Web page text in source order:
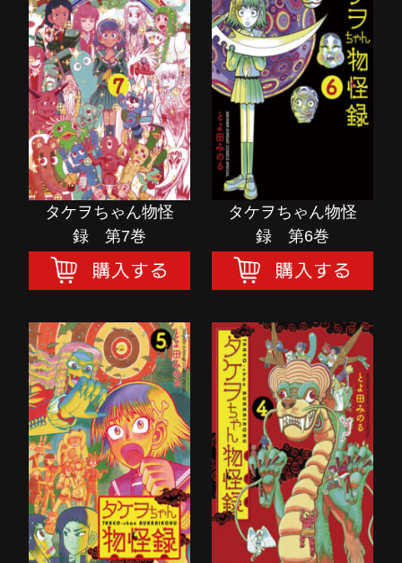
タケヲちゃん物怪
録 第7巻
購入する
タケヲちゃん物怪
録 第7巻
タケヲちゃん物怪
録 第6巻
購入する
タケヲちゃん物怪
録 第6巻
タケヲちゃん物怪
録 第5巻
購入する
タケヲちゃん物怪
録 第4巻
購入する